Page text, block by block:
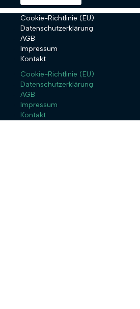
Cookie-Richtlinie (EU)
Datenschutzerklärung
AGB
Impressum
Kontakt
Cookie-Richtlinie (EU)
Datenschutzerklärung
AGB
Impressum
Kontakt